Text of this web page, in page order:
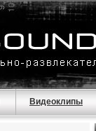
Видеоклипы